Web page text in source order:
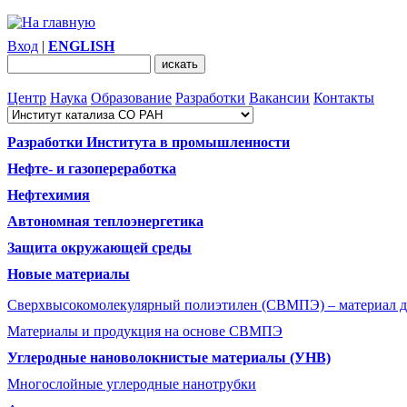
Вход | ENGLISH
Центр Наука Образование Разработки Вакансии Контакты
Разработки Института в промышленности
Нефте- и газопереработка
Нефтехимия
Автономная теплоэнергетика
Защита окружающей среды
Новые материалы
Сверхвысокомолекулярный полиэтилен (СВМПЭ) – материал
Материалы и продукция на основе СВМПЭ
Углеродные нановолокнистые материалы (УНВ)
Многослойные углеродные нанотрубки